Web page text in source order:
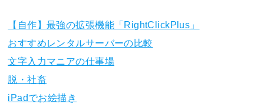
【自作】最強の拡張機能「RightClickPlus」
おすすめレンタルサーバーの比較
文字入力マニアの仕事場
脱・社畜
iPadでお絵描き